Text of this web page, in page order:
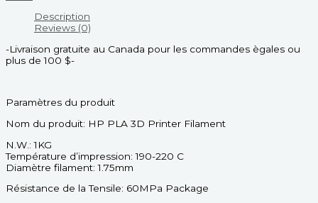
Description
Reviews (0)
-Livraison gratuite au Canada pour les commandes ègales ou
plus de 100 $-
Paramètres du produit
Nom du produit: HP PLA 3D Printer Filament
N.W.: 1KG
Température d’impression: 190-220 C
Diamètre filament: 1.75mm
Résistance de la Tensile: 60MPa Package